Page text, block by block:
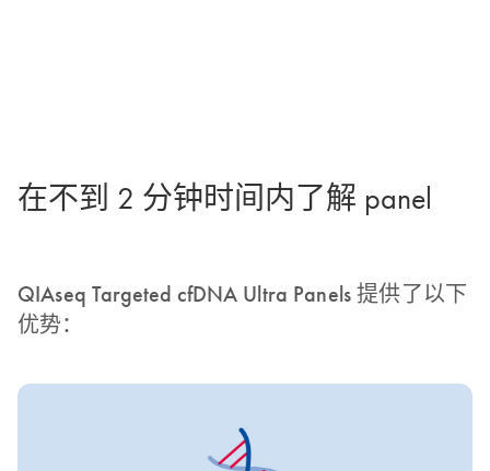
在不到 2 分钟时间内了解 panel
QIAseq Targeted cfDNA Ultra Panels 提供了以下
优势：